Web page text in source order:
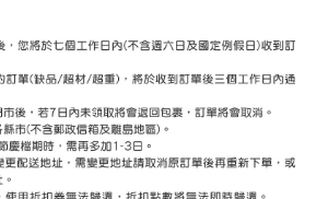
未經同意申辦者引起之損失，本公司不負相關責
付」時，將依據個別帳號之用戶狀況，依本公司即
度；若仍有額度不足之情形，本公司將視審查結果
號或使用他人資訊註冊。若發現惡意使用之情形，
有權停止該用戶之使用額度並採取法律行動。